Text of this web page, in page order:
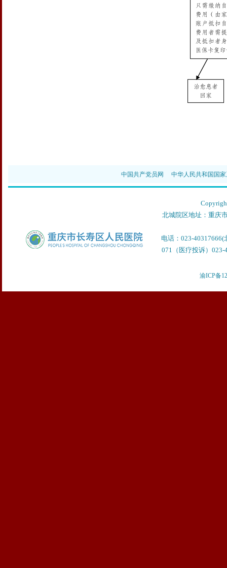
中国共产党员网 中华人民共和国国
北城院区地址：重庆
电话：023-
071（医疗投诉）023-
渝ICP备